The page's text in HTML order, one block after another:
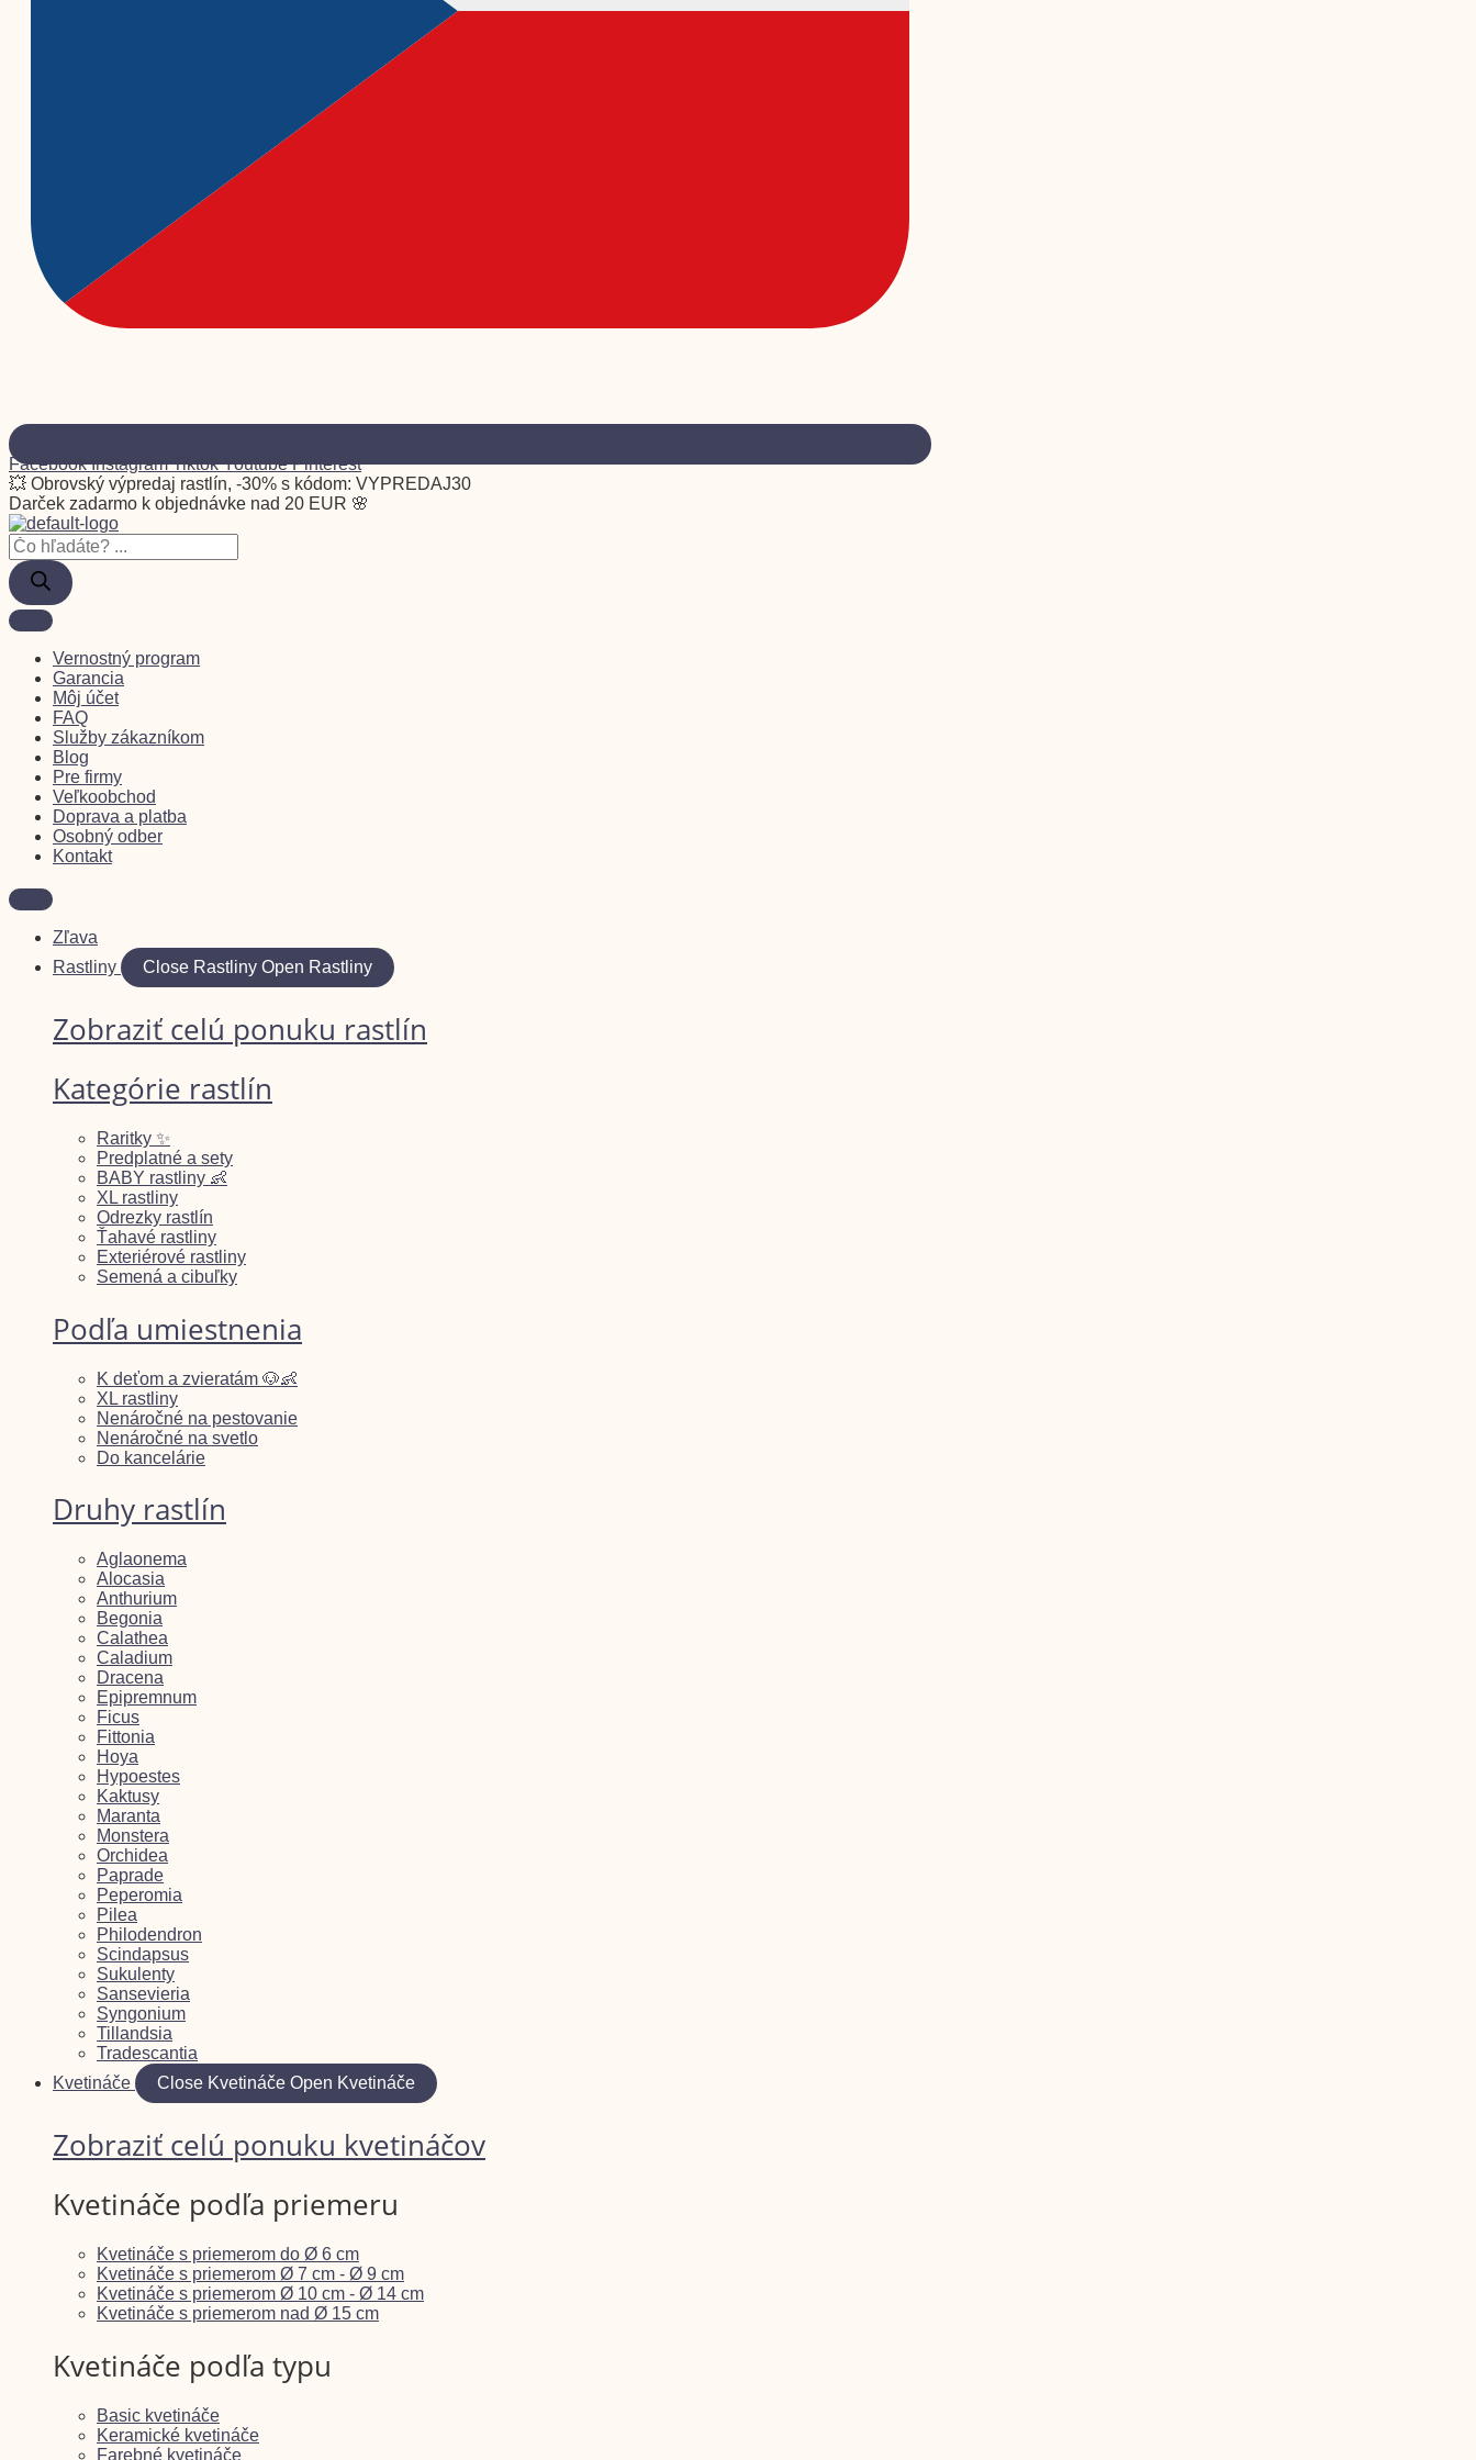
Facebook Instagram Tiktok Youtube Pinterest
💥 Obrovský výpredaj rastlín, -30% s kódom: VYPREDAJ30
Darček zadarmo k objednávke nad 20 EUR 🌸
Vernostný program
Garancia
Môj účet
FAQ
Služby zákazníkom
Blog
Pre firmy
Veľkoobchod
Doprava a platba
Osobný odber
Kontakt
Zľava
Rastliny
Close Rastliny Open Rastliny
Zobraziť celú ponuku rastlín
Kategórie rastlín
Raritky ✨
Predplatné a sety
BABY rastliny 👶
XL rastliny
Odrezky rastlín
Ťahavé rastliny
Exteriérové rastliny
Semená a cibuľky
Podľa umiestnenia
K deťom a zvieratám 🐶👶
XL rastliny
Nenáročné na pestovanie
Nenáročné na svetlo
Do kancelárie
Druhy rastlín
Aglaonema
Alocasia
Anthurium
Begonia
Calathea
Caladium
Dracena
Epipremnum
Ficus
Fittonia
Hoya
Hypoestes
Kaktusy
Maranta
Monstera
Orchidea
Paprade
Peperomia
Pilea
Philodendron
Scindapsus
Sukulenty
Sansevieria
Syngonium
Tillandsia
Tradescantia
Kvetináče
Close Kvetináče Open Kvetináče
Zobraziť celú ponuku kvetináčov
Kvetináče podľa priemeru
Kvetináče s priemerom do Ø 6 cm
Kvetináče s priemerom Ø 7 cm - Ø 9 cm
Kvetináče s priemerom Ø 10 cm - Ø 14 cm
Kvetináče s priemerom nad Ø 15 cm
Kvetináče podľa typu
Basic kvetináče
Keramické kvetináče
Farebné kvetináče